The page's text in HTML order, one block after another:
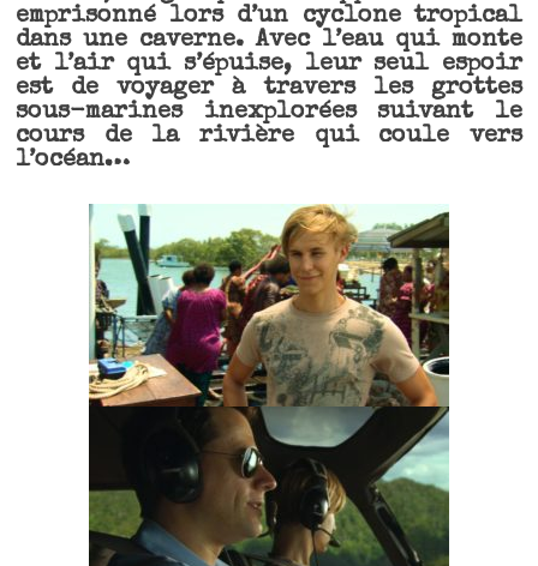
emprisonné lors d’un cyclone tropical
dans une caverne. Avec l’eau qui monte
et l’air qui s’épuise, leur seul espoir
est de voyager à travers les grottes
sous-marines inexplorées suivant le
cours de la rivière qui coule vers
l’océan…